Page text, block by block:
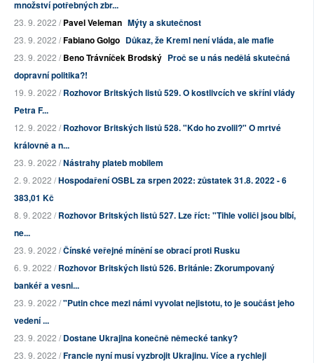
množství potřebných zbr...
23. 9. 2022 /Pavel Veleman Mýty a skutečnost
23. 9. 2022 /Fabiano Golgo Důkaz, že Kreml není vláda, ale mafie
23. 9. 2022 /Beno Trávníček Brodský Proč se u nás nedělá skutečná
dopravní politika?!
19. 9. 2022 /Rozhovor Britských listů 529. O kostlivcích ve skříni vlády
Petra F...
12. 9. 2022 /Rozhovor Britských listů 528. "Kdo ho zvolil?" O mrtvé
královně a n...
23. 9. 2022 /Nástrahy plateb mobilem
2. 9. 2022 /Hospodaření OSBL za srpen 2022: zůstatek 31.8. 2022 - 6
383,01 Kč
8. 9. 2022 /Rozhovor Britských listů 527. Lze říct: "Tihle voliči jsou blbí,
ne...
23. 9. 2022 /Čínské veřejné mínění se obrací proti Rusku
6. 9. 2022 /Rozhovor Britských listů 526. Británie: Zkorumpovaný
bankéř a vesni...
23. 9. 2022 /"Putin chce mezi námi vyvolat nejistotu, to je součást jeho
vedení ...
23. 9. 2022 /Dostane Ukrajina konečně německé tanky?
23. 9. 2022 /Francie nyní musí vyzbrojit Ukrajinu. Více a rychleji